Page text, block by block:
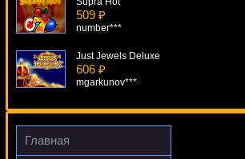
509 ₽
number***
Just Jewels Deluxe
606 ₽
mgarkunov***
Hall Of Gods
411 ₽
Главная